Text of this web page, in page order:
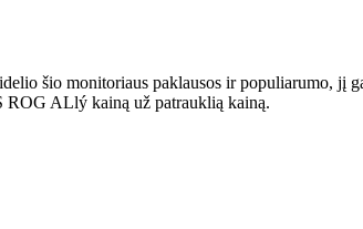
šio monitoriaus paklausos ir populiarumo, jį
ROG ALlý kainą už patrauklią kainą.